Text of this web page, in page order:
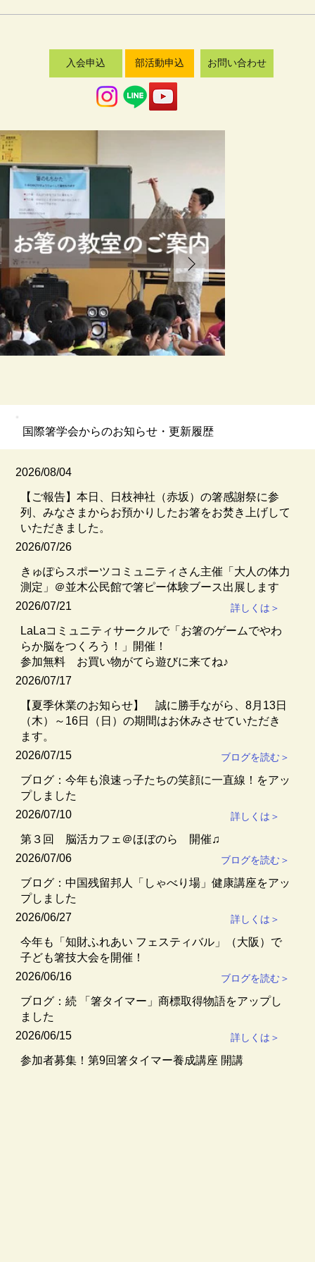
お問い合わせ
部活動申込
入会申込
​国際箸学会からのお知らせ・更新履歴
2026/08/04
【ご報告】本日、日枝神社（赤坂）の箸感謝祭に参
列、みなさまからお預かりしたお箸をお焚き上げして
いただきました。
2026/07/26
きゅぽらスポーツコミュニティさん主催「大人の体力
測定」＠並木公民館で箸ピー体験ブース出展します
2026/07/21
LaLaコミュニティサークルで「お箸のゲームでやわ
らか脳をつくろう！」開催！
参加無料 お買い物がてら遊びに来てね♪
詳しくは＞
2026/07/17
【夏季休業のお知らせ】 誠に勝手ながら、8月13日
（木）～16日（日）の期間はお休みさせていただき
ます。
2026/07/15
ブログ：今年も浪速っ子たちの笑顔に一直線！をアッ
プしました
ブログを読む＞
2026/07/10
第３回 脳活カフェ＠ほぼのら 開催♫
詳しくは＞
2026/07/06
ブログ：中国残留邦人「しゃべり場」健康講座をアッ
プしました
ブログを読む＞
2026/06/27
今年も「知財ふれあい フェスティバル」（大阪）で
子ども箸技大会を開催！
詳しくは＞
2026/06/16
ブログ：続 「箸タイマー」商標取得物語をアップし
ました
ブログを読む＞
2026/06/15
参加者募集！第9回箸タイマー養成講座 開講
詳しくは＞